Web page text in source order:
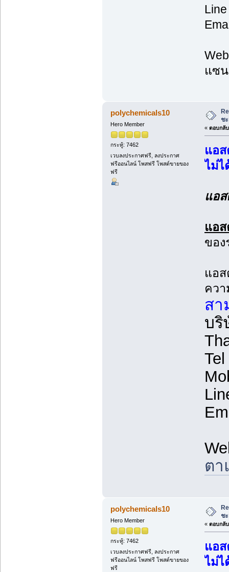
แซน
polychemicals10
Hero Member
กระทู้: 7462
เวบลงประกาศฟรี, ลงประกาศ
ฟรีออนไลน์ โพสฟรี โพสต์ขายของ
ฟรี
ช
« ตอบกลั
แอ
ไม่ไ
แอ
แอ
ขอ
แอ
ควา
สา
บริ
ตา
polychemicals10
Hero Member
กระทู้: 7462
เวบลงประกาศฟรี, ลงประกาศ
ฟรีออนไลน์ โพสฟรี โพสต์ขายของ
ฟรี
ช
« ตอบกลั
แอ
ไม่ไ